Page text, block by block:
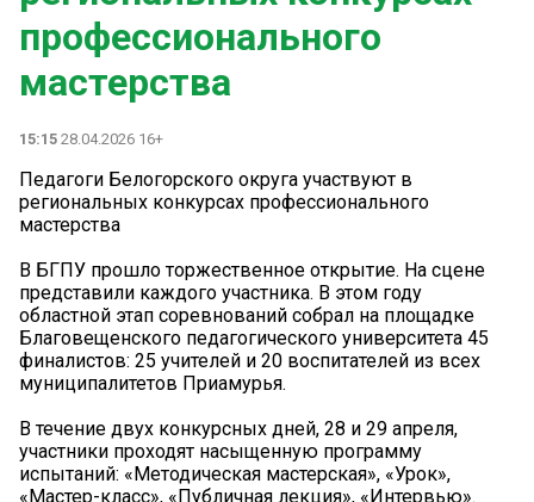
профессионального
мастерства
15:15 28.04.2026 16+
️Педагоги Белогорского округа участвуют в
региональных конкурсах профессионального
мастерства
В БГПУ прошло торжественное открытие. На сцене
представили каждого участника. В этом году
областной этап соревнований собрал на площадке
Благовещенского педагогического университета 45
финалистов: 25 учителей и 20 воспитателей из всех
муниципалитетов Приамурья.
В течение двух конкурсных дней, 28 и 29 апреля,
участники проходят насыщенную программу
испытаний: «Методическая мастерская», «Урок»,
«Мастер-класс», «Публичная лекция», «Интервью».